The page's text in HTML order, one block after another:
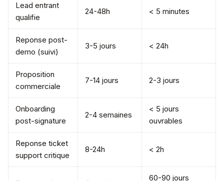
Lead entrant
qualifie
24-48h < 5 minutes
Reponse post-
demo (suivi)
3-5 jours < 24h
Proposition
commerciale
7-14 jours 2-3 jours
Onboarding
post-signature
2-4 semaines
< 5 jours
ouvrables
Reponse ticket
support critique
8-24h < 2h
60-90 jours